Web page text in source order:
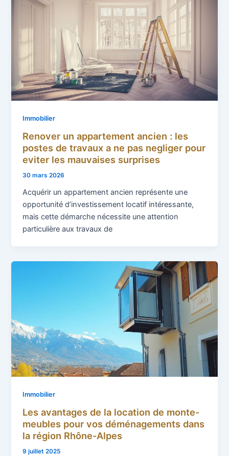
Immobilier
Renover un appartement ancien : les
postes de travaux a ne pas negliger pour
eviter les mauvaises surprises
30 mars 2026
Acquérir un appartement ancien représente une
opportunité d’investissement locatif intéressante,
mais cette démarche nécessite une attention
particulière aux travaux de
Immobilier
Les avantages de la location de monte-
meubles pour vos déménagements dans
la région Rhône-Alpes
9 juillet 2025